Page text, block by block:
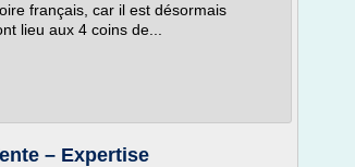
français, car il est désormais
lieu aux 4 coins de...
– Expertise